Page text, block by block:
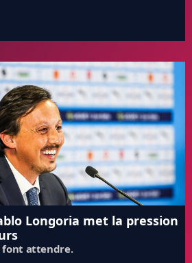
Longoria met la pression
font attendre.